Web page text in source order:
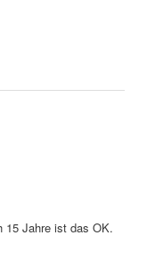
15 Jahre ist das OK.